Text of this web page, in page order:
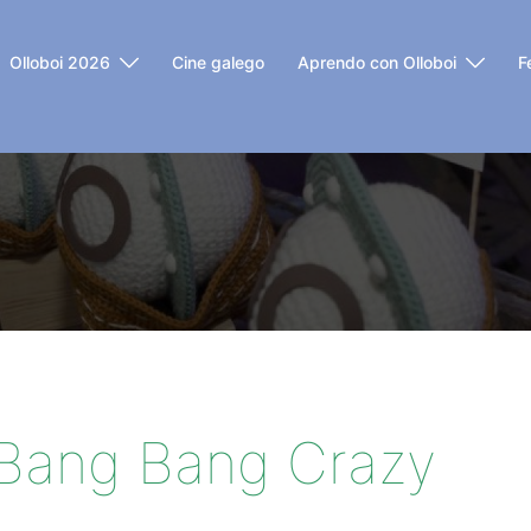
Olloboi 2026 Cine galego Aprendo con Olloboi
Bang Crazy